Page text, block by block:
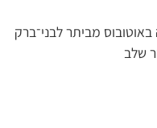
מביתר לבני־ברק
שלב